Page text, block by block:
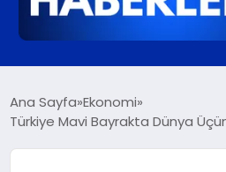
Ana Sayfa Ekonomi
Türkiye Mavi Bayrakta Dünya